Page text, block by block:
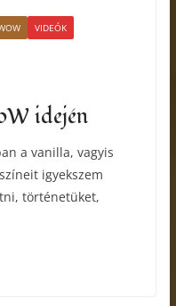
VIDEÓK
idején
a vanilla, vagyis
igyekszem
történetüket,